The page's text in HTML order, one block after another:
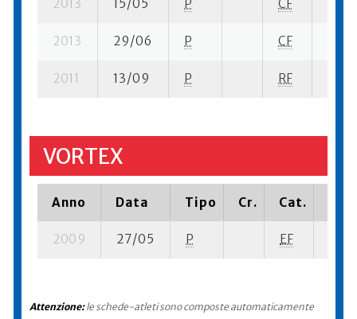
2013 15/05 P CF
2013 29/06 P CF
2011 13/09 P RF
VORTEX
Anno Data Tipo Cr. Cat.
2009 27/05 P EF
Attenzione:le schede-atleti sono composte automaticamente